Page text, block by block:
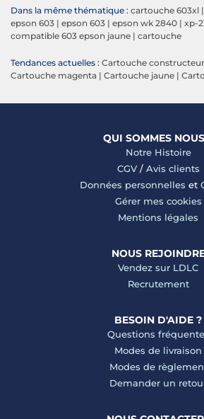
Dans la même thématique : cartouche 603xl |
epson 603 | epson 603 | epson wk 2840 | xp-
compatible 603 epson jaune | cartouche
Tendances actuelles : Cartouche constructeur
Cartouche magenta | Cartouche jaune |
QUI SOMMES
Notre Histoire
CGV/ Avis clients
Données personnelles et
Gérer mes cookies
Mentions légales
NOUS
Vendez sur LDLC
Recrutement
BESOIN D'AIDE ?
Questions
Modes de livraison
Modes de
Demander un